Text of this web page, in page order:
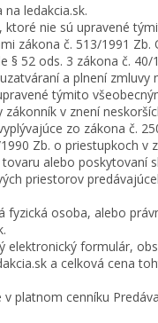
ledakcia.sk.
nie sú upravené
zákona č. 513/1991 Zb.
52 ods. 3 zákona č.
a plnení
týmito
v znení
zo zákona č.
Zb. o priestupkoch v
alebo poskytovaní
priestorov
osoba, alebo
elektronický formulár,
a celková cena
platnom cenníku